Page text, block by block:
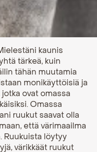
kaunis
tärkeä, kuin
tähän muutamia
monikäyttöisiä ja
ovat omassa
Omassa
ruukut saavat olla
että värimaailma
Ruukuista löytyy
värikkäät ruukut